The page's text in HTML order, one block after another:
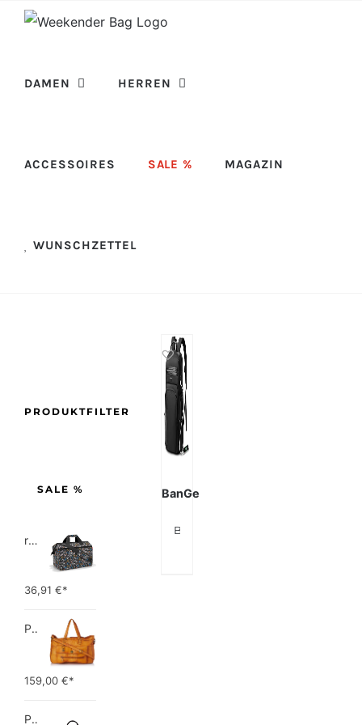
Skip
DAMEN HERREN
ACCESSOIRES SALE % MAGAZIN
WUNSCHZETTEL
BanGe
PRODUKTFILTER
SALE %
reisenthel allrounder L pocket  Vielseitige Doktortasche für Reise, Arbeit und Freizeit  Mit praktischer Trolley…
36,91 €*
PIECES TOTALLY ROYAL LEATHER TRAVEL BAG 17055349 Damen Umhängetaschen ,1 Groesse (51 x 33 x 14,5 cm)
159,00 €*
Picard Unisex-Erwachsene Buddy Gepäck- Handgepäck